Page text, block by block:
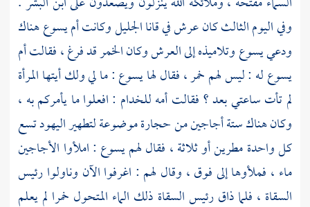
وفي اليوم الثالث كان عرش فيقانا الجليلوكانتأم يسوعهناك
ودعييسوعوتلاميذه إلى العرش وكان الخمر قد فرغ ، فقالتأم
يسوعله : ليس لهم خمر ، فقال لهايسوع: ما لي ولك أيتها المرأة
لم تأت ساعتي بعد ؟ فقالت أمه للخدام : افعلوا ما يأمركم به ،
وكان هناك ستة أجاجين من حجارة موضوعة لتطهير اليهود تسع
كل واحدة مطرين أو ثلاثة ، فقال لهميسوع : املأوا الأجاجين
ماء ، فملأوها إلى فوق ، وقال لهم : اغرفوا الآن وناولوا رئيس
السقاة ، فلما ذاق رئيس السقاة ذلك الماء المتحول خمرا لم يعلم